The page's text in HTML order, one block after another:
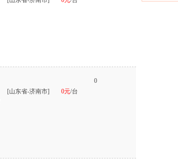
[山东省-济南市] 0元/台
0